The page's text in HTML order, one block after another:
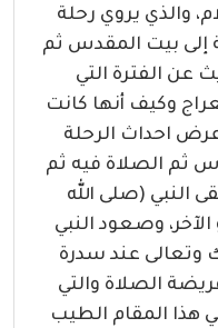
والذي يروي رحلة
إلى بيت المقدس ثم
عن الفترة التي
وكيف أنها كانت
احداث الرحلة
ثم الصلاة فيه ثم
النبي (صلى الله
الآخر، وصعود النبي
وتعالى عند سدرة
الصلاة والتي
هذا المقام الطيب